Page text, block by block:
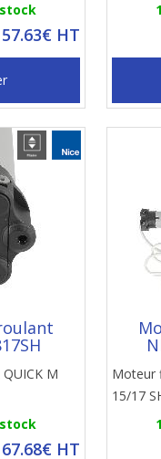
HT
M
HT
Moteur
15/17